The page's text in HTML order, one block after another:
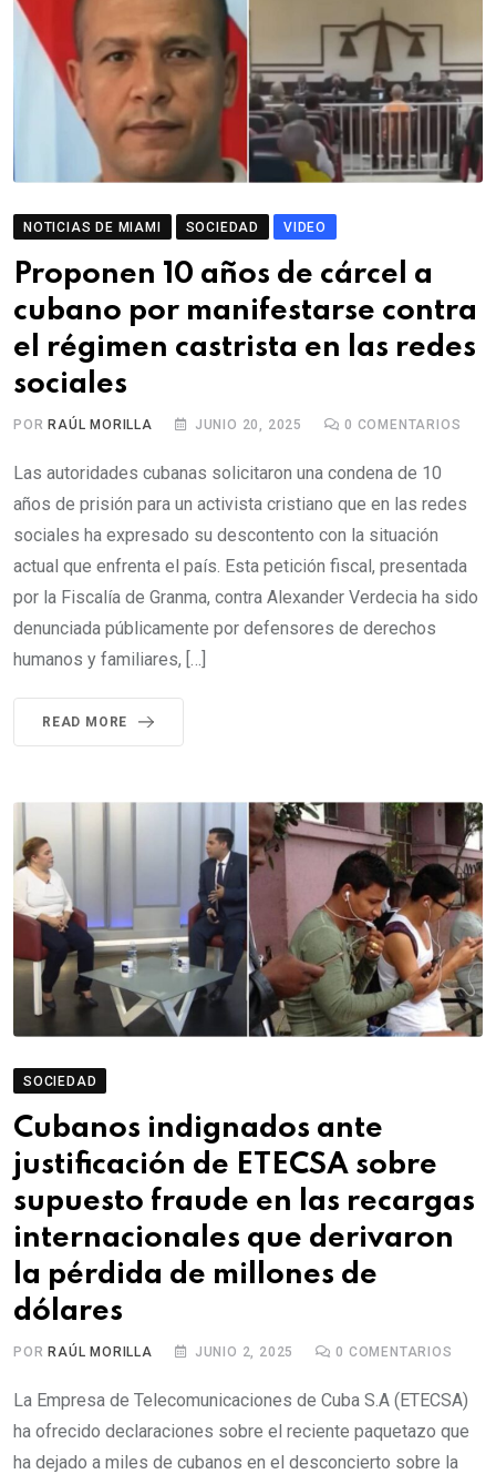
NOTICIAS DE MIAMI SOCIEDAD VIDEO
Proponen 10 años de cárcel a
cubano por manifestarse contra
el régimen castrista en las redes
sociales
POR RAÚL MORILLA JUNIO 20, 2025 0 COMENTARIOS
Las autoridades cubanas solicitaron una condena de 10
años de prisión para un activista cristiano que en las redes
sociales ha expresado su descontento con la situación
actual que enfrenta el país. Esta petición fiscal, presentada
por la Fiscalía de Granma, contra Alexander Verdecia ha sido
denunciada públicamente por defensores de derechos
humanos y familiares, […]
READ MORE
SOCIEDAD
Cubanos indignados ante
justificación de ETECSA sobre
supuesto fraude en las recargas
internacionales que derivaron
la pérdida de millones de
dólares
POR RAÚL MORILLA JUNIO 2, 2025 0 COMENTARIOS
La Empresa de Telecomunicaciones de Cuba S.A (ETECSA)
ha ofrecido declaraciones sobre el reciente paquetazo que
ha dejado a miles de cubanos en el desconcierto sobre la